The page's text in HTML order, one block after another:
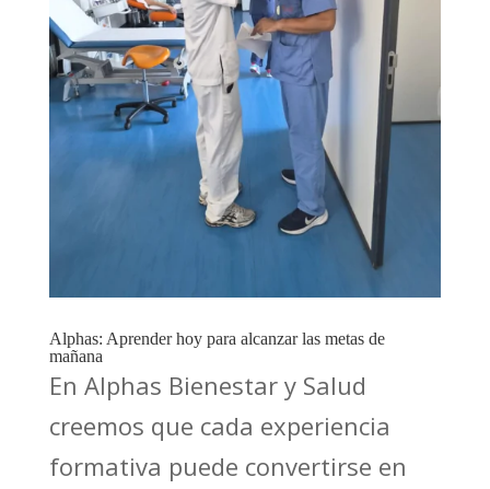
Alphas: Aprender hoy para alcanzar las metas de
mañana
En Alphas Bienestar y Salud
creemos que cada experiencia
formativa puede convertirse en